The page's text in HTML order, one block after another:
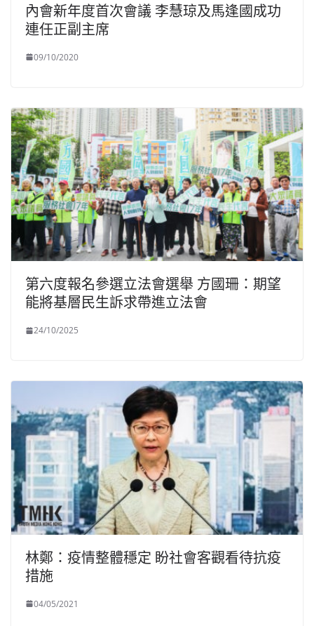
內會新年度首次會議 李慧琼及馬逢國成功
連任正副主席
09/10/2020
第六度報名參選立法會選舉 方國珊：期望
能將基層民生訴求帶進立法會
24/10/2025
林鄭：疫情整體穩定 盼社會客觀看待抗疫
措施
04/05/2021